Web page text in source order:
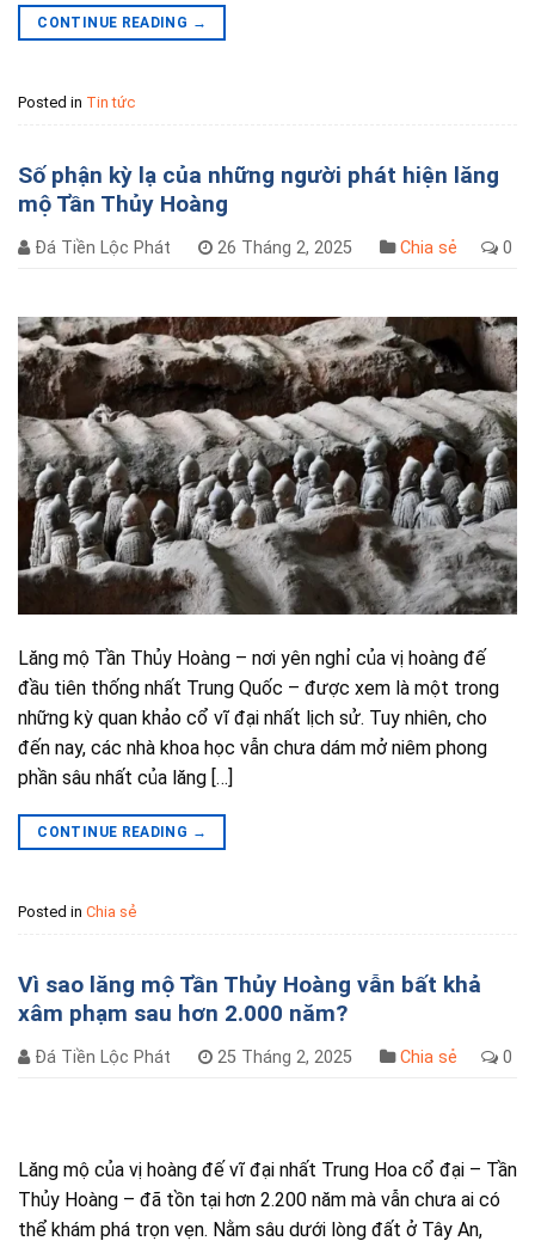
CONTINUE READING →
Posted in Tin tức
Số phận kỳ lạ của những người phát hiện lăng
mộ Tần Thủy Hoàng
Đá Tiền Lộc Phát 26 Tháng 2, 2025 Chia sẻ 0
Lăng mộ Tần Thủy Hoàng – nơi yên nghỉ của vị hoàng đế
đầu tiên thống nhất Trung Quốc – được xem là một trong
những kỳ quan khảo cổ vĩ đại nhất lịch sử. Tuy nhiên, cho
đến nay, các nhà khoa học vẫn chưa dám mở niêm phong
phần sâu nhất của lăng […]
CONTINUE READING →
Posted in Chia sẻ
Vì sao lăng mộ Tần Thủy Hoàng vẫn bất khả
xâm phạm sau hơn 2.000 năm?
Đá Tiền Lộc Phát 25 Tháng 2, 2025 Chia sẻ 0
Lăng mộ của vị hoàng đế vĩ đại nhất Trung Hoa cổ đại – Tần
Thủy Hoàng – đã tồn tại hơn 2.200 năm mà vẫn chưa ai có
thể khám phá trọn vẹn. Nằm sâu dưới lòng đất ở Tây An,